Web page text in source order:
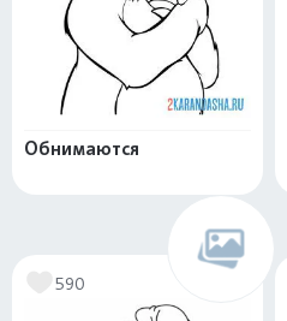
Обнимаются
590